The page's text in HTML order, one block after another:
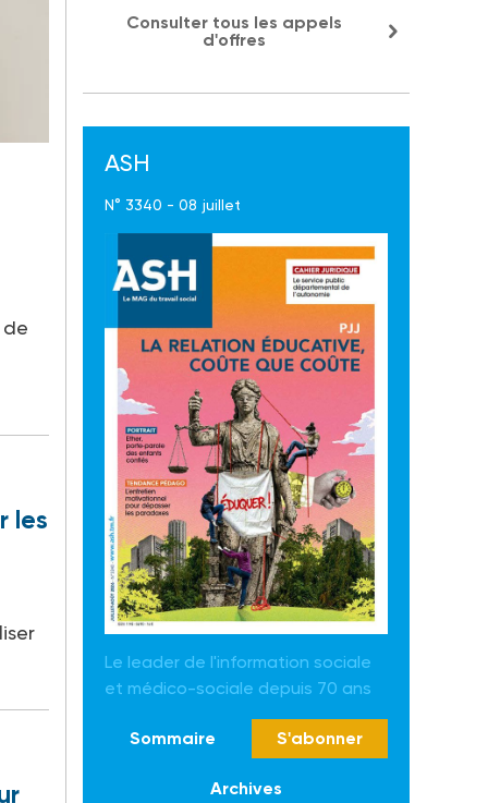
de
les
Consulter tous les appels
d'offres
ASH
N° 3340 - 08 juillet
Le leader de l'information sociale
et médico-sociale depuis 70 ans
Sommaire S'abonner
Archives